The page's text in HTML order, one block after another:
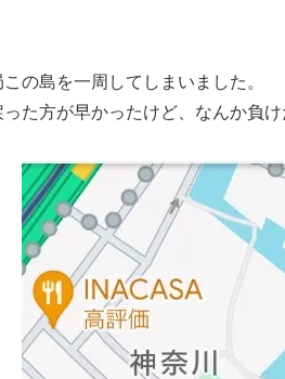
の島を一周してしまいました。
った方が早かったけど、なんか負